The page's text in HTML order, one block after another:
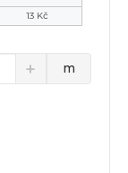
13 Kč
m